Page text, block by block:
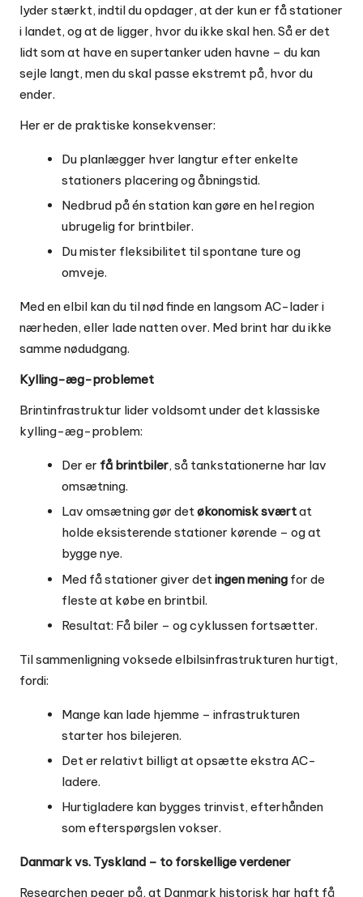
lyder stærkt, indtil du opdager, at der kun er få stationer
i landet, og at de ligger, hvor du ikke skal hen. Så er det
lidt som at have en supertanker uden havne – du kan
sejle langt, men du skal passe ekstremt på, hvor du
ender.
Her er de praktiske konsekvenser:
Du planlægger hver langtur efter enkelte
stationers placering og åbningstid.
Nedbrud på én station kan gøre en hel region
ubrugelig for brintbiler.
Du mister fleksibilitet til spontane ture og
omveje.
Med en elbil kan du til nød finde en langsom AC-lader i
nærheden, eller lade natten over. Med brint har du ikke
samme nødudgang.
Kylling-æg-problemet
Brintinfrastruktur lider voldsomt under det klassiske
kylling-æg-problem:
Der er få brintbiler, så tankstationerne har lav
omsætning.
Lav omsætning gør detøkonomisk sværtat
holde eksisterende stationer kørende – og at
bygge nye.
Med få stationer giver det ingen mening for de
fleste at købe en brintbil.
Resultat: Få biler – og cyklussen fortsætter.
Til sammenligning voksede elbilsinfrastrukturen hurtigt,
fordi:
Mange kan lade hjemme – infrastrukturen
starter hos bilejeren.
Det er relativt billigt at opsætte ekstra AC-
ladere.
Hurtigladere kan bygges trinvist, efterhånden
som efterspørgslen vokser.
Danmark vs. Tyskland – to forskellige verdener
Researchen peger på, at Danmark historisk har haft få